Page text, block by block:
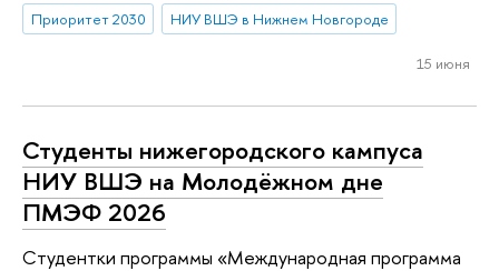
Приоритет 2030
НИУ ВШЭ в Нижнем Новгороде
15 июня
Студенты нижегородского кампуса
НИУ ВШЭ на Молодёжном дне
ПМЭФ 2026
Cтудентки программы «Международная программа